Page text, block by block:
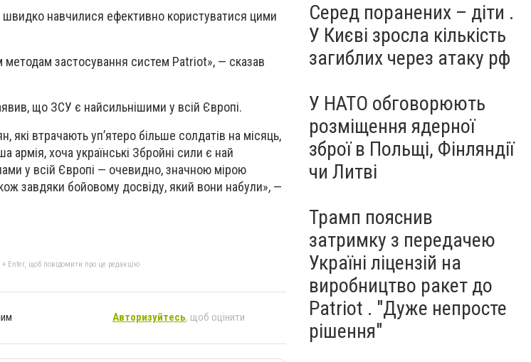
швидко навчилися ефективно користуватися цими
методам застосування систем Patriot», — сказав
що ЗСУ є найсильнішими у всій Європі.
які втрачають уп’ятеро більше солдатів на місяць,
армія, хоча українські Збройні сили є най
у всій Європі — очевидно, значною мірою
завдяки бойовому досвіду, який вони набули», —
Enter, щоб повідомити про це редакцію
Авторизуйтесь, щоб оцінити
Серед поранених – діти .
У Києві зросла кількість
загиблих через атаку рф
У НАТО обговорюють
розміщення ядерної
зброї в Польщі, Фінляндії
чи Литві
Трамп пояснив
затримку з передачею
Україні ліцензій на
виробництво ракет до
Patriot . "Дуже непросте
рішення"